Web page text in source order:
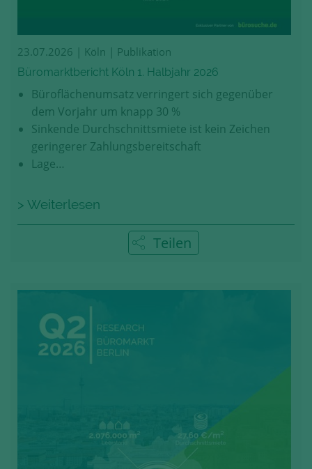
23.07.2026 | Köln | Publikation
Büromarktbericht Köln 1. Halbjahr 2026
Büroflächenumsatz verringert sich gegenüber
dem Vorjahr um knapp 30 %
Sinkende Durchschnittsmiete ist kein Zeichen
geringerer Zahlungsbereitschaft
Lage…
> Weiterlesen
Teilen